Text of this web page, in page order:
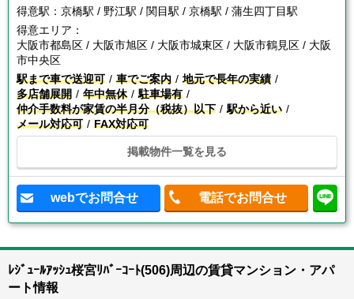
得意駅： 京橋駅 / 野江駅 / 関目駅 / 京橋駅 / 蒲生四丁目駅
得意エリア：
大阪市都島区 / 大阪市旭区 / 大阪市城東区 / 大阪市鶴見区 / 大阪
市中央区
駅まで車で送迎可
車でご案内
地元で長年の実績
多店舗展開
年中無休
駐車場有
仲介手数料が家賃の半月分（税抜）以下
駅から近い
メール対応可
FAX対応可
掲載物件一覧を見る
webでお問合せ 電話でお問合せ
ﾚｼﾞｭｰﾙｱｯｼｭ桜宮ﾘﾊﾞｰｺｰﾄ(506)周辺の賃貸マンション・アパ
ート情報